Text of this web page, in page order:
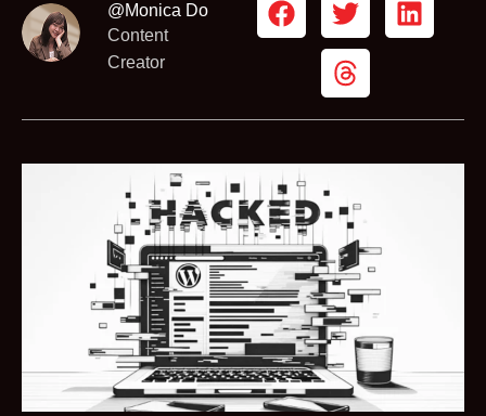
@Monica Do
Content
Creator